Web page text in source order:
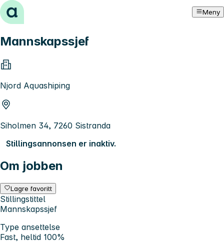
Hopp til innhold Meny
Mannskapssjef
Njord Aquashiping
Siholmen 34, 7260 Sistranda
Stillingsannonsen er inaktiv.
Om jobben
Lagre favoritt
Stillingstittel
Mannskapssjef
Type ansettelse
Fast, heltid 100%